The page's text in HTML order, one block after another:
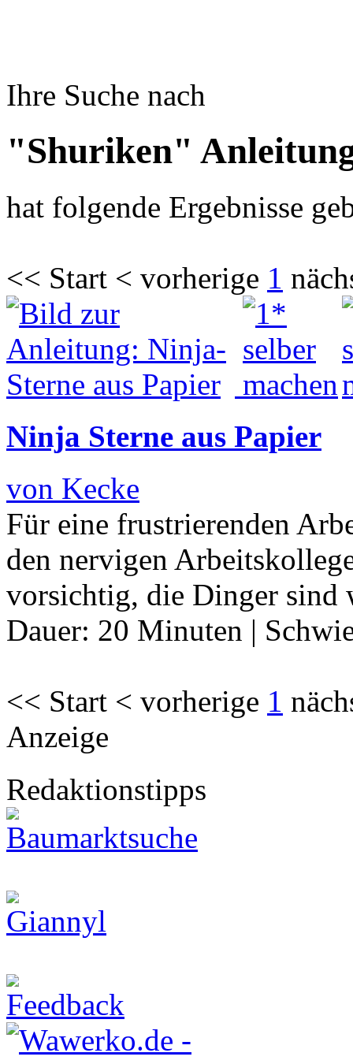
Ihre Suche nach
"Shuriken"
hat folgende Ergebnisse
<< Start < vorherige 1
Ninja Sterne aus Papier
von Kecke
Für eine frustrierenden
den nervigen
vorsichtig, die Dinger
Dauer: 20 Minuten |
<< Start < vorherige 1
Anzeige
Redaktionstipps